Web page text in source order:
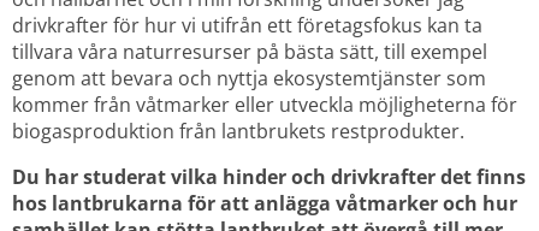
drivkrafter för hur vi utifrån ett företagsfokus kan ta
tillvara våra naturresurser på bästa sätt, till exempel
genom att bevara och nyttja ekosystemtjänster som
kommer från våtmarker eller utveckla möjligheterna för
biogasproduktion från lantbrukets restprodukter.
Du har studerat vilka hinder och drivkrafter det finns
hos lantbrukarna för att anlägga våtmarker och hur